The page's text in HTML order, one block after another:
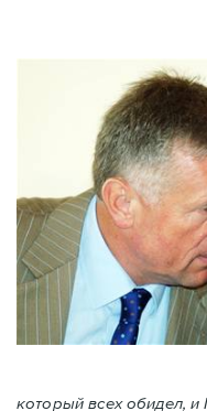
который всех обидел, и